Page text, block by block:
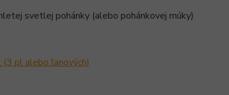
svetlej pohánky (alebo pohánkovej múky)
(3 pl alebo ľanových)